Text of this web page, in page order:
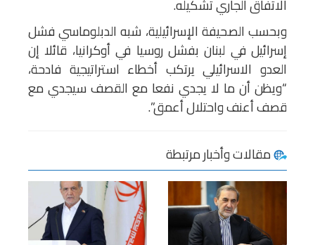
الاتفاق الجاري تشكيله.
وبحسب الصحيفة الإسرائيلية، شبه الدبلوماسي فشل
إسرائيل في لبنان بفشل روسيا في أوكرانيا، قائلا إن
العدو الاسرائيلي يرتكب أخطاء استراتيجية فادحة،
“ويظن أن ما لا يجدي نفعا مع القصف سيجدي مع
قصف أعنف واحتلال أعمق”.
مقالات وأخبار مرتبطة